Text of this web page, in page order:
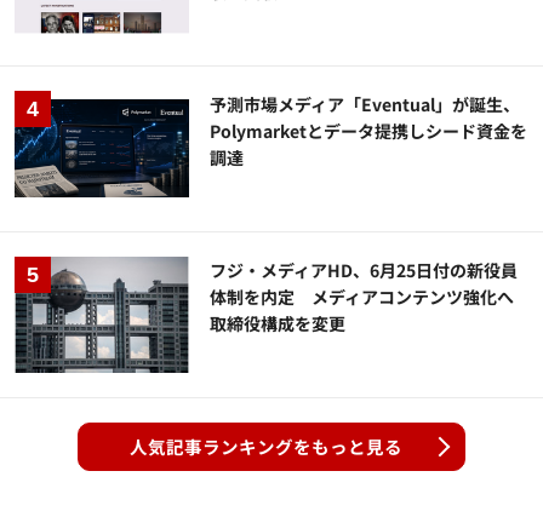
予測市場メディア「Eventual」が誕生、
Polymarketとデータ提携しシード資金を
調達
フジ・メディアHD、6月25日付の新役員
体制を内定 メディアコンテンツ強化へ
取締役構成を変更
人気記事ランキングをもっと見る